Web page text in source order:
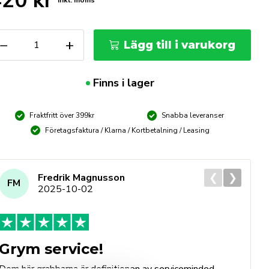
− + Lägg till i varukorg
Finns i lager
Fraktfritt över 399kr
Snabba leveranser
Företagsfaktura / Klarna / Kortbetalning / Leasing
FM
Fredrik Magnusson
2025-10-02
Grym service!
❮ ❯